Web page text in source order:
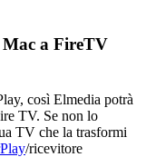
Mac a FireTV
così Elmedia potrà
TV. Se non lo
TV che la trasformi
/ricevitore